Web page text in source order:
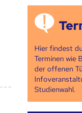
Hier findest
Terminen wie
der offenen
Studienwahl.